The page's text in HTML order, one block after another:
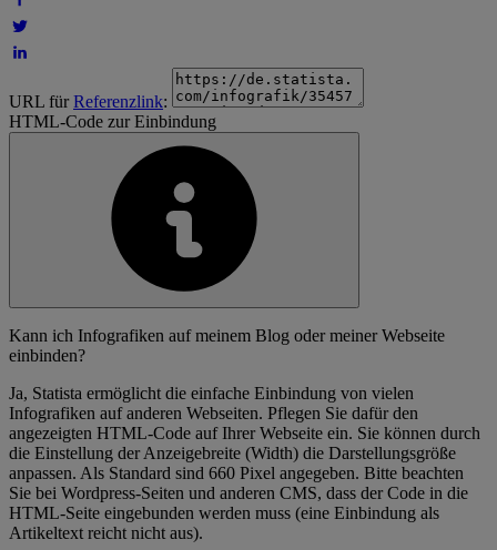
URL fürReferenzlink:
HTML-Code zur Einbindung
Kann ich Infografiken auf meinem Blog oder meiner Webseite
einbinden?
Ja, Statista ermöglicht die einfache Einbindung von vielen
Infografiken auf anderen Webseiten. Pflegen Sie dafür den
angezeigten HTML-Code auf Ihrer Webseite ein. Sie können durch
die Einstellung der Anzeigebreite (Width) die Darstellungsgröße
anpassen. Als Standard sind 660 Pixel angegeben. Bitte beachten
Sie bei Wordpress-Seiten und anderen CMS, dass der Code in die
HTML-Seite eingebunden werden muss (eine Einbindung als
Artikeltext reicht nicht aus).